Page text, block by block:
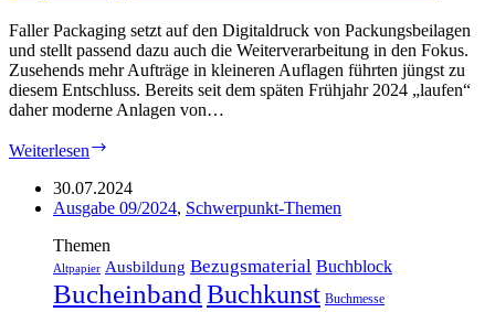
Faller Packaging setzt auf den Digitaldruck von Packungsbeilagen
und stellt passend dazu auch die Weiterverarbeitung in den Fokus.
Zusehends mehr Aufträge in kleineren Auflagen führten jüngst zu
diesem Entschluss. Bereits seit dem späten Frühjahr 2024 „laufen“
daher moderne Anlagen von…
Weiterlesen
Produktion
30.07.2024
Ausgabe 09/2024, Schwerpunkt-Themen
Themen
Altpapier Ausbildung Bezugsmaterial Buchblock
BucheinbandBuchkunst Buchmesse